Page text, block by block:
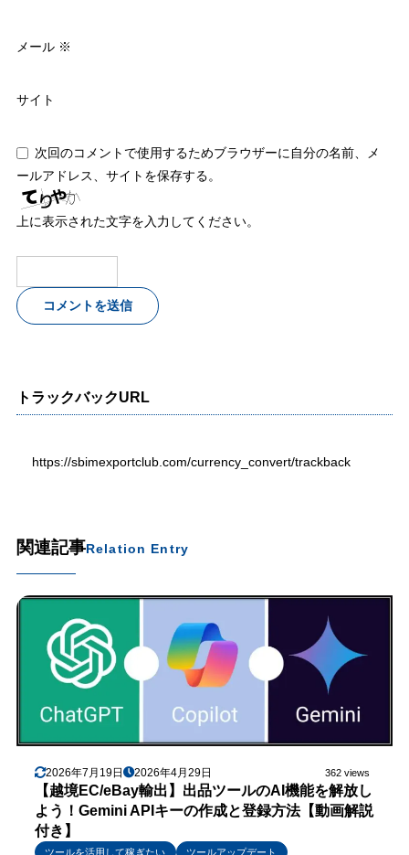
メール ※
サイト
次回のコメントで使用するためブラウザーに自分の名前、メ
ールアドレス、サイトを保存する。
上に表示された文字を入力してください。
トラックバックURL
https://sbimexportclub.com/currency_convert/trackback
関連記事Relation Entry
2026年7月19日 2026年4月29日 362 views
【越境EC/eBay輸出】出品ツールのAI機能を解放し
よう！Gemini APIキーの作成と登録方法【動画解説
付き】
ツールを活用して稼ぎたい
ツールアップデート